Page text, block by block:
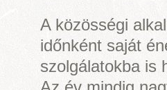
A közösségi
időnként saját
szolgálatokba is